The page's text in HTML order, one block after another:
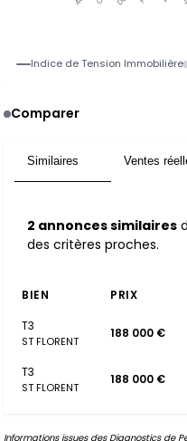
Indice de Tension Immobilière
Comparer
Similaires Ventes
2 annonces similaires
des critères proches.
BIEN PRIX
T3
ST FLORENT
188 000 €
T3
ST FLORENT
188 000 €
Informations issues des Diagnostics de